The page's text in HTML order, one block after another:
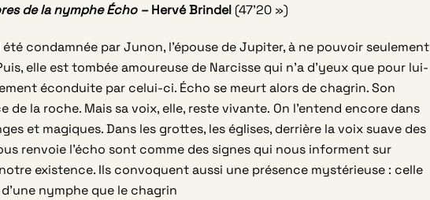
de la nymphe Écho – Hervé Brindel (47’20 »)
été condamnée par Junon, l’épouse de Jupiter, à ne pouvoir seulement
elle est tombée amoureuse de Narcisse qui n’a d’yeux que pour lui-
éconduite par celui-ci. Écho se meurt alors de chagrin. Son
de la roche. Mais sa voix, elle, reste vivante. On l’entend encore dans
et magiques. Dans les grottes, les églises, derrière la voix suave des
renvoie l’écho sont comme des signes qui nous informent sur
notre existence. Ils convoquent aussi une présence mystérieuse : celle
nymphe que le chagrin